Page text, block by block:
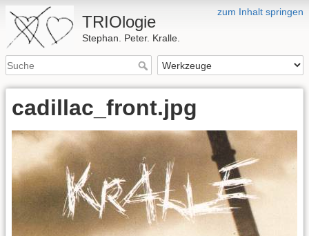
zum Inhalt springen
TRIOlogie
Stephan. Peter. Kralle.
cadillac_front.jpg